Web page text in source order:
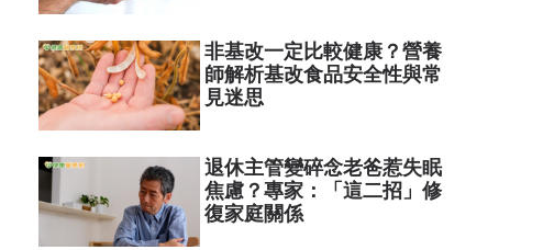
非基改一定比較健康？營養
師解析基改食品安全性與常
見迷思
退休主管變碎念老爸惹失眠
焦慮？專家：「這二招」修
復家庭關係